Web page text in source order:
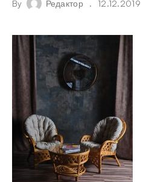
By Редактор 12.12.2019